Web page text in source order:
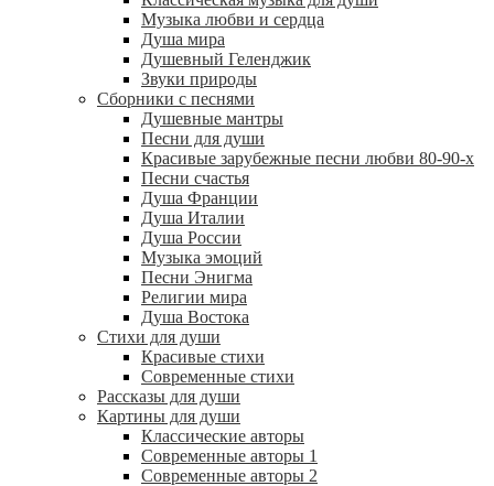
Музыка любви и сердца
Душа мира
Душевный Геленджик
Звуки природы
Сборники с песнями
Душевные мантры
Песни для души
Красивые зарубежные песни любви 80-90-х
Песни счастья
Душа Франции
Душа Италии
Душа России
Музыка эмоций
Песни Энигма
Религии мира
Душа Востока
Стихи для души
Красивые стихи
Современные стихи
Рассказы для души
Картины для души
Классические авторы
Современные авторы 1
Современные авторы 2